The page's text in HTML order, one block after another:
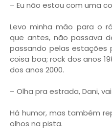
– Eu não estou com uma
Levo minha mão para o
que antes, não passava
passando pelas estações
coisa boa; rock dos anos
dos anos 2000.
– Olha pra estrada, Dani,
Há humor, mas também
olhos na pista.